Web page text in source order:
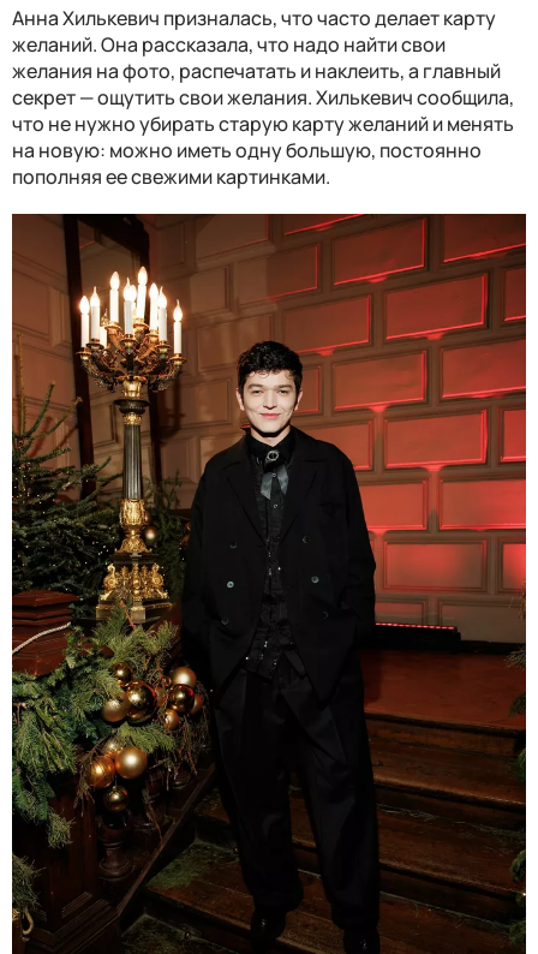
Анна Хилькевич призналась, что часто делает карту
желаний. Она рассказала, что надо найти свои
желания на фото, распечатать и наклеить, а главный
секрет — ощутить свои желания. Хилькевич сообщила,
что не нужно убирать старую карту желаний и менять
на новую: можно иметь одну большую, постоянно
пополняя ее свежими картинками.